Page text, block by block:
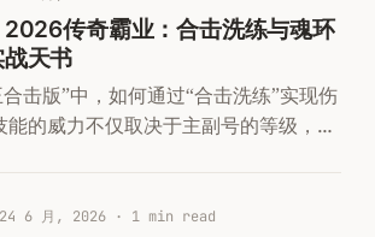
2026传奇霸业：合击洗练与魂环
天书
击版”中，如何通过“合击洗练”实现伤
能的威力不仅取决于主副号的等级，…
24 6 月, 2026· 1 min read